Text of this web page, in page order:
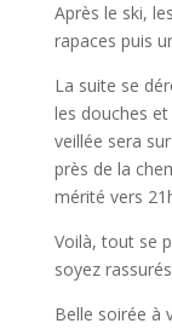
Après le ski,
rapaces puis
La suite se
les douches
veillée sera
près de la
mérité vers
Voilà, tout se
soyez
Belle soirée à